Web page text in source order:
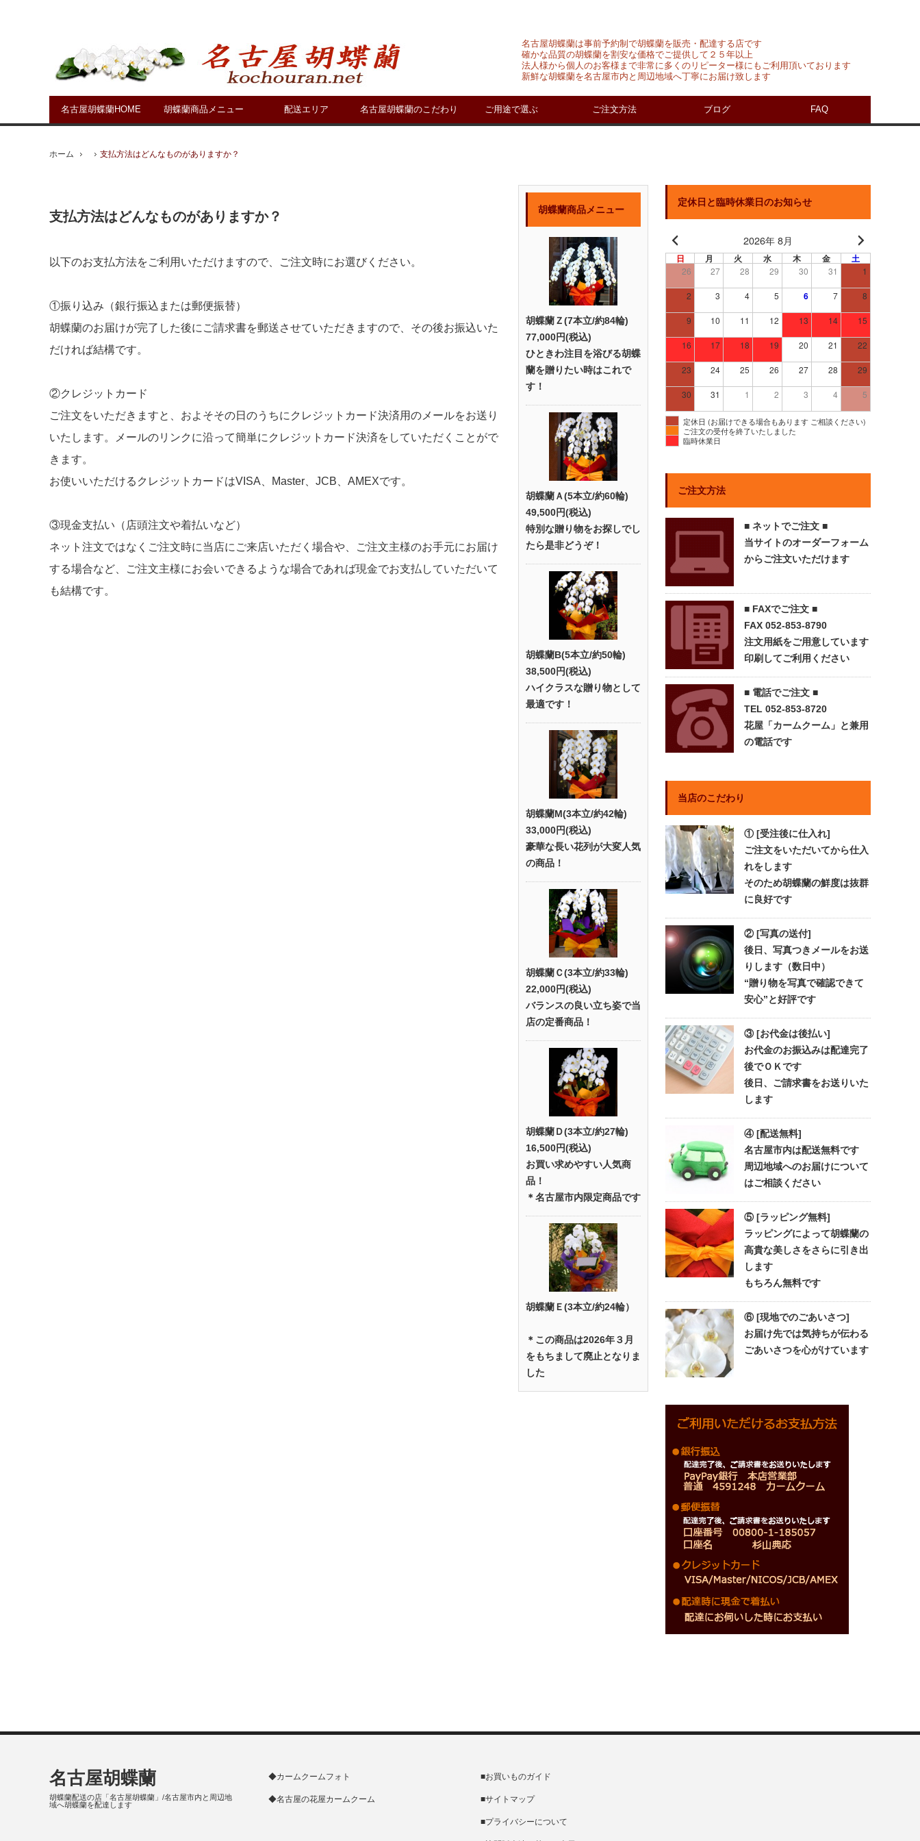
名古屋胡蝶蘭HOME 胡蝶蘭商品メニュー 配送エリア 名古屋胡蝶蘭のこだわり ご用途で選ぶ ご注文方法 ブログ FAQ
名古屋胡蝶蘭は事前予約制で胡蝶蘭を販売・配達する店です
確かな品質の胡蝶蘭を割安な価格でご提供して２５年以上
法人様から個人のお客様まで非常に多くのリピーター様にもご利用頂いております
新鮮な胡蝶蘭を名古屋市内と周辺地域へ丁寧にお届け致します
ホーム 支払方法はどんなものがありますか？
支払方法はどんなものがありますか？
以下のお支払方法をご利用いただけますので、ご注文時にお選びください。
①振り込み（銀行振込または郵便振替）
胡蝶蘭のお届けが完了した後にご請求書を郵送させていただきますので、その後お振込いた
だければ結構です。
②クレジットカード
ご注文をいただきますと、およそその日のうちにクレジットカード決済用のメールをお送り
いたします。メールのリンクに沿って簡単にクレジットカード決済をしていただくことがで
きます。
お使いいただけるクレジットカードはVISA、Master、JCB、AMEXです。
③現金支払い（店頭注文や着払いなど）
ネット注文ではなくご注文時に当店にご来店いただく場合や、ご注文主様のお手元にお届け
する場合など、ご注文主様にお会いできるような場合であれば現金でお支払していただいて
も結構です。
胡蝶蘭商品メニュー
胡蝶蘭Ｚ(7本立/約84輪)
77,000円(税込)
ひときわ注目を浴びる胡蝶
蘭を贈りたい時はこれで
す！
胡蝶蘭Ａ(5本立/約60輪)
49,500円(税込)
特別な贈り物をお探しでし
たら是非どうぞ！
胡蝶蘭B(5本立/約50輪)
38,500円(税込)
ハイクラスな贈り物として
最適です！
胡蝶蘭M(3本立/約42輪)
33,000円(税込)
豪華な長い花列が大変人気
の商品！
胡蝶蘭Ｃ(3本立/約33輪)
22,000円(税込)
バランスの良い立ち姿で当
店の定番商品！
胡蝶蘭Ｄ(3本立/約27輪)
16,500円(税込)
お買い求めやすい人気商
品！
＊名古屋市内限定商品です
胡蝶蘭Ｅ(3本立/約24輪）
＊この商品は2026年３月
をもちまして廃止となりま
した
定休日と臨時休業日のお知らせ
2026年 8月
日 月 火 水 木 金 土
26 27 28 29 30 31 1
2 3 4 5 6 7 8
9 10 11 12 13 14 15
16 17 18 19 20 21 22
23 24 25 26 27 28 29
30 31 1 2 3 4 5
定休日 (お届けできる場合もあります ご相談ください)
ご注文の受付を終了いたしました
臨時休業日
ご注文方法
■ ネットでご注文 ■
当サイトのオーダーフォーム
からご注文いただけます
■ FAXでご注文 ■
FAX 052-853-8790
注文用紙をご用意しています
印刷してご利用ください
■ 電話でご注文 ■
TEL 052-853-8720
花屋「カームクーム」と兼用
の電話です
当店のこだわり
① [受注後に仕入れ]
ご注文をいただいてから仕入
れをします
そのため胡蝶蘭の鮮度は抜群
に良好です
② [写真の送付]
後日、写真つきメールをお送
りします（数日中）
“贈り物を写真で確認できて
安心”と好評です
③ [お代金は後払い]
お代金のお振込みは配達完了
後でＯＫです
後日、ご請求書をお送りいた
します
④ [配送無料]
名古屋市内は配送無料です
周辺地域へのお届けについて
はご相談ください
⑤ [ラッピング無料]
ラッピングによって胡蝶蘭の
高貴な美しさをさらに引き出
します
もちろん無料です
⑥ [現地でのごあいさつ]
お届け先では気持ちが伝わる
ごあいさつを心がけています
◆カームクームフォト
◆名古屋の花屋カームクーム
■お買いものガイド
■サイトマップ
■プライバシーについて
名古屋胡蝶蘭
胡蝶蘭配送の店「名古屋胡蝶蘭」/名古屋市内と周辺地
域へ胡蝶蘭を配達します